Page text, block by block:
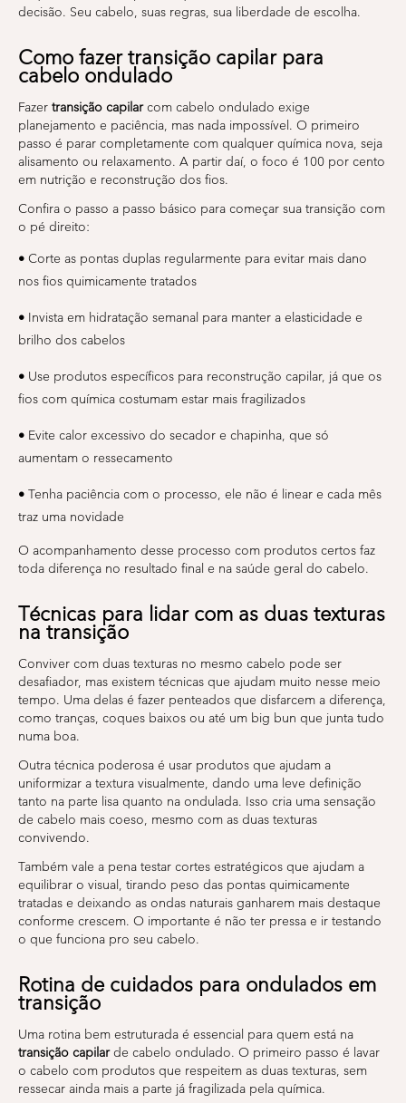
decisão. Seu cabelo, suas regras, sua liberdade de escolha.
Como fazer transição capilar para
cabelo ondulado
Fazer transição capilarcom cabelo ondulado exige
planejamento e paciência, mas nada impossível. O primeiro
passo é parar completamente com qualquer química nova, seja
alisamento ou relaxamento. A partir daí, o foco é 100 por cento
em nutrição e reconstrução dos fios.
Confira o passo a passo básico para começar sua transição com
o pé direito:
• Corte as pontas duplas regularmente para evitar mais dano
nos fios quimicamente tratados
• Invista em hidratação semanal para manter a elasticidade e
brilho dos cabelos
• Use produtos específicos para reconstrução capilar, já que os
fios com química costumam estar mais fragilizados
• Evite calor excessivo do secador e chapinha, que só
aumentam o ressecamento
• Tenha paciência com o processo, ele não é linear e cada mês
traz uma novidade
O acompanhamento desse processo com produtos certos faz
toda diferença no resultado final e na saúde geral do cabelo.
Técnicas para lidar com as duas texturas
na transição
Conviver com duas texturas no mesmo cabelo pode ser
desafiador, mas existem técnicas que ajudam muito nesse meio
tempo. Uma delas é fazer penteados que disfarcem a diferença,
como tranças, coques baixos ou até um big bun que junta tudo
numa boa.
Outra técnica poderosa é usar produtos que ajudam a
uniformizar a textura visualmente, dando uma leve definição
tanto na parte lisa quanto na ondulada. Isso cria uma sensação
de cabelo mais coeso, mesmo com as duas texturas
convivendo.
Também vale a pena testar cortes estratégicos que ajudam a
equilibrar o visual, tirando peso das pontas quimicamente
tratadas e deixando as ondas naturais ganharem mais destaque
conforme crescem. O importante é não ter pressa e ir testando
o que funciona pro seu cabelo.
Rotina de cuidados para ondulados em
transição
Uma rotina bem estruturada é essencial para quem está na
transição capilarde cabelo ondulado. O primeiro passo é lavar
o cabelo com produtos que respeitem as duas texturas, sem
ressecar ainda mais a parte já fragilizada pela química.